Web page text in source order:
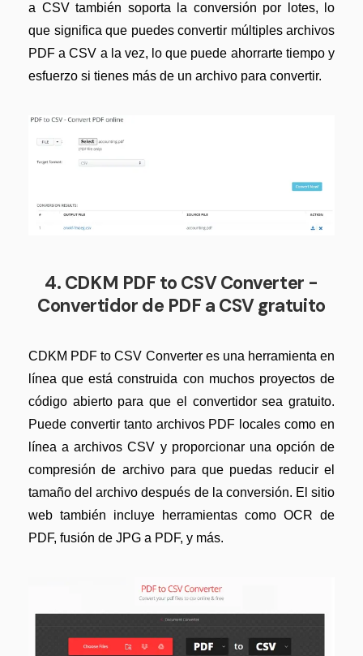
a CSV también soporta la conversión por lotes, lo
que significa que puedes convertir múltiples archivos
PDF a CSV a la vez, lo que puede ahorrarte tiempo y
esfuerzo si tienes más de un archivo para convertir.
4. CDKM PDF to CSV Converter -
Convertidor de PDF a CSV gratuito
CDKM PDF to CSV Converter es una herramienta en
línea que está construida con muchos proyectos de
código abierto para que el convertidor sea gratuito.
Puede convertir tanto archivos PDF locales como en
línea a archivos CSV y proporcionar una opción de
compresión de archivo para que puedas reducir el
tamaño del archivo después de la conversión. El sitio
web también incluye herramientas como OCR de
PDF, fusión de JPG a PDF, y más.